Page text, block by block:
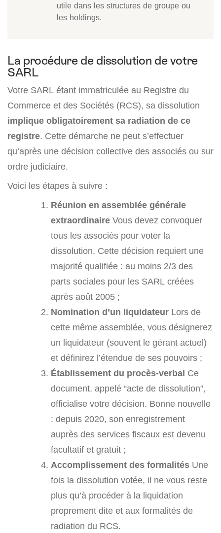
utile dans les structures de groupe ou
les holdings.
La procédure de dissolution de votre
SARL
Votre SARL étant immatriculée au Registre du
Commerce et des Sociétés (RCS), sa dissolution
implique obligatoirement sa radiation de ce
registre. Cette démarche ne peut s’effectuer
qu’après une décision collective des associés ou sur
ordre judiciaire.
Voici les étapes à suivre :
Réunion en assemblée générale
extraordinaire Vous devez convoquer
tous les associés pour voter la
dissolution. Cette décision requiert une
majorité qualifiée : au moins 2/3 des
parts sociales pour les SARL créées
après août 2005 ;
Nomination d’un liquidateur Lors de
cette même assemblée, vous désignerez
un liquidateur (souvent le gérant actuel)
et définirez l’étendue de ses pouvoirs ;
Établissement du procès-verbal Ce
document, appelé “acte de dissolution”,
officialise votre décision. Bonne nouvelle
: depuis 2020, son enregistrement
auprès des services fiscaux est devenu
facultatif et gratuit ;
Accomplissement des formalités Une
fois la dissolution votée, il ne vous reste
plus qu’à procéder à la liquidation
proprement dite et aux formalités de
radiation du RCS.